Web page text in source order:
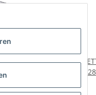
Möbelgriff,
eloxiert, BA